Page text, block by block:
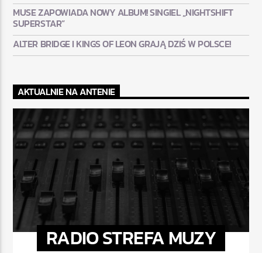
MUSE ZAPOWIADA NOWY ALBUM! SINGIEL „NIGHTSHIFT
SUPERSTAR”
ALTER BRIDGE I KINGS OF LEON GRAJĄ DZIŚ W POLSCE!
AKTUALNIE NA ANTENIE
RADIO STREFA MUZY